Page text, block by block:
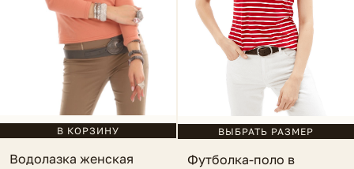
В КОРЗИНУ
Водолазка женская
ВЫБРАТЬ РАЗМЕР
Футболка-поло в